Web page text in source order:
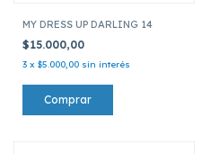
MY DRESS UP DARLING 14
$15.000,00
3 x $5.000,00 sin interés